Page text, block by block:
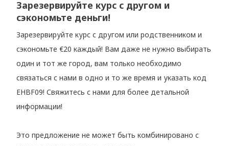
Зарезервируйте курс с другом и
сэкономьте деньги!
Зарезервируйте курс с другом или родственником и
сэкономьте €20 каждый! Вам даже не нужно выбирать
один и тот же город, вам только необходимо
связаться с нами в одно и то же время и указать код
EHBF09! Свяжитесь с нами для более детальной
информации!
Это предложение не может быть комбинировано с